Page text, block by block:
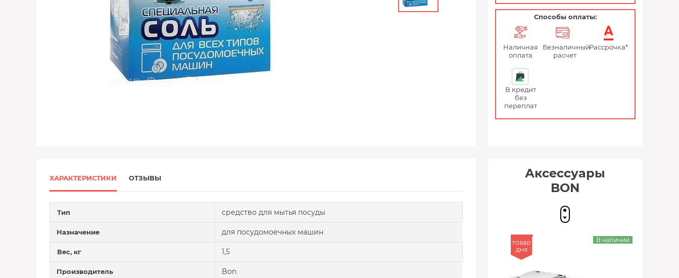
Способы оплаты:
Наличная
оплата
Безналичный
расчет
Рассрочка*
В кредит
без
переплат
ХАРАКТЕРИСТИКИ ОТЗЫВЫ
Тип средство для мытья посуды
Назначение для посудомоечных машин
Вес, кг 1,5
Производитель Bon
Аксессуары
BON
товар
дня
В наличии